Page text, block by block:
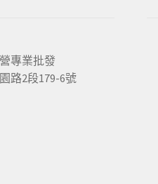
專業批發
路2段179-6號